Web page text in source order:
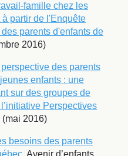
famille chez les
partir de l'Enquête
parents d'enfants de
2016)
perspective des parents
enfants : une
sur des groupes de
Perspectives
2016)
besoins des parents
, Avenir d’enfants